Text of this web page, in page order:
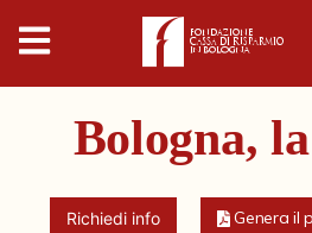
Digital
Humanities
Donazioni
Pubblicazioni
Bologna,
Richiedi info Genera il